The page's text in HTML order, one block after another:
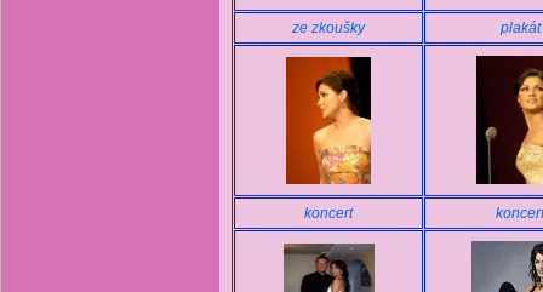
ze zkoušky plakát
koncert koncert